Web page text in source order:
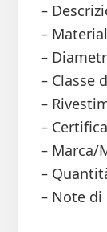
–
–
– Diametri:
– Classe
–
–
– Marca/
– Quantità:
– Note di